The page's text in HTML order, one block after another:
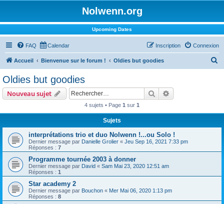
Nolwenn.org
Upcoming Dates
FAQ Calendar Connexion
Inscription
Accueil Bienvenue sur le forum ! Oldies but goodies
Oldies but goodies
Nouveau sujet Rechercher
4 sujets • Page 1 sur 1
Sujets
interprétations trio et duo Nolwenn !...ou Solo !
Dernier message par Danielle Grolier « Jeu Sep 16, 2021 7:33 pm
Réponses : 7
Programme tournée 2003 à donner
Dernier message par David « Sam Mai 23, 2020 12:51 am
Réponses : 1
Star academy 2
Dernier message par Bouchon « Mer Mai 06, 2020 1:13 pm
Réponses : 8